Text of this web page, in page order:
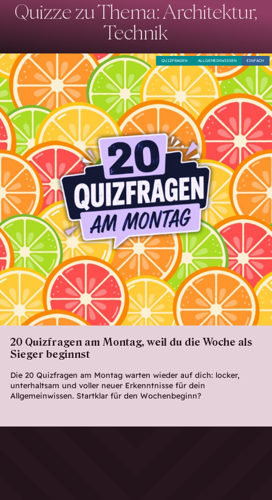
Quizze zu Thema: Architektur,
Technik
20 Quizfragen am Montag, weil du die Woche als
Sieger beginnst
Die 20 Quizfragen am Montag warten wieder auf dich: locker,
unterhaltsam und voller neuer Erkenntnisse für dein
Allgemeinwissen. Startklar für den Wochenbeginn?
EINFACH
ALLGEMEINWISSEN
QUIZFRAGEN